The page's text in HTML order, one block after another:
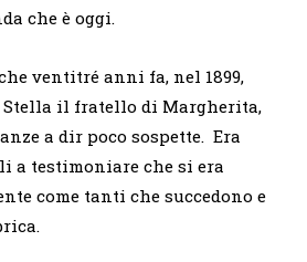
che è oggi.
ventitré anni fa, nel 1899,
Stella il fratello di Margherita,
a dir poco sospette. Era
a testimoniare che si era
come tanti che succedono e